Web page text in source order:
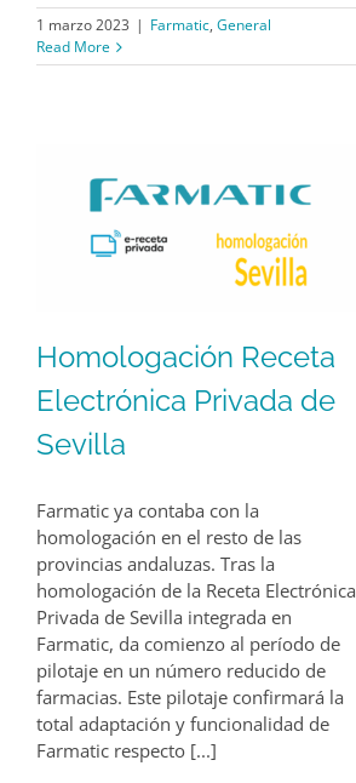
1 marzo 2023 | Farmatic, General
Read More
Homologación Receta
Electrónica Privada de
Sevilla
Farmatic ya contaba con la
homologación en el resto de las
provincias andaluzas. Tras la
homologación de la Receta Electrónica
Privada de Sevilla integrada en
Farmatic, da comienzo al período de
pilotaje en un número reducido de
farmacias. Este pilotaje confirmará la
total adaptación y funcionalidad de
Farmatic respecto [...]